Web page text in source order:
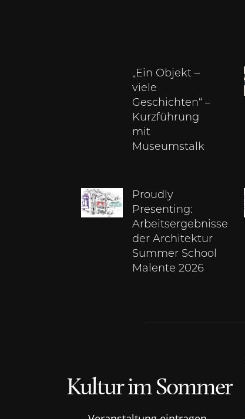
„Ein Objekt –
viele
Geschichten“ –
Kurzführung
mit
Museumstalk
Proudly
Presenting:
Arbeitsergebnisse
der Architektur
Summer School
Malente 2026
Kultur im Sommer